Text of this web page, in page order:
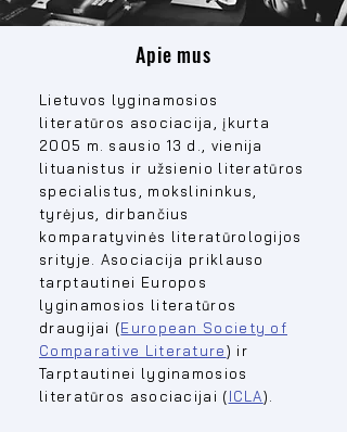
Apie mus
Lietuvos lyginamosios
literatūros asociacija, įkurta
2005 m. sausio 13 d., vienija
lituanistus ir užsienio literatūros
specialistus, mokslininkus,
tyrėjus, dirbančius
komparatyvinės literatūrologijos
srityje. Asociacija priklauso
tarptautinei Europos
lyginamosios literatūros
draugijai (European Society of
Comparative Literature) ir
Tarptautinei lyginamosios
literatūros asociacijai (ICLA).